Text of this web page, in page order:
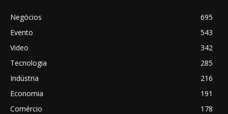
Negócios
695
Evento
543
Video
342
Tecnologia
285
Indústria
216
Economia
191
Comércio
178